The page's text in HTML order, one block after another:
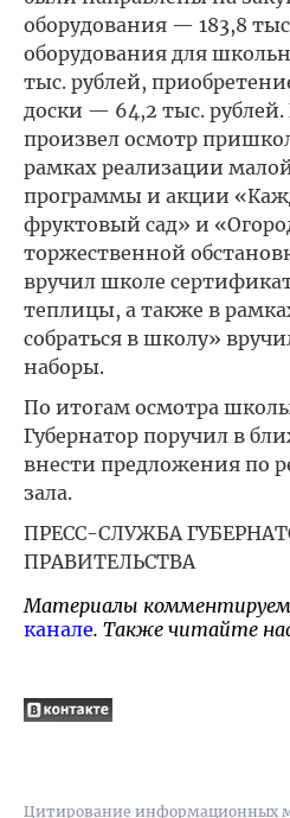
оборудования — 183,8
оборудования для
тыс. рублей,
доски — 64,2 тыс. рублей.
произвел осмотр
рамках реализации
программы и акции
фруктовый сад» и
торжественной
вручил школе
теплицы, а также в
собраться в школу»
наборы.
По итогам осмотра
Губернатор поручил в
внести предложения по
зала.
ПРЕСС-СЛУЖБА
ПРАВИТЕЛЬСТВА
Материалы
канале. Также читайте
Цитирование информационных